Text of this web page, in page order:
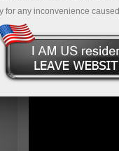
Error loading
played
for any inconvenience